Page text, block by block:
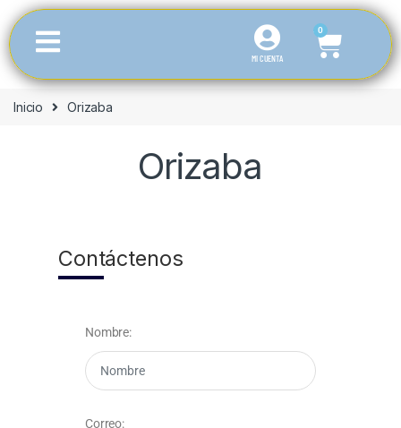
MI CUENTA
0
Inicio Orizaba
Orizaba
Contáctenos
Nombre:
Correo: